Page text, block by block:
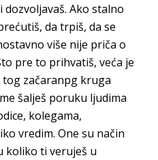
Ako stalno
da trpiš, da se
više nije priča o
pre to prihvatiš, veća je
tog začaranpg kruga
šalješ poruku ljudima
kolegama,
vredim. One su način
koliko ti veruješ u